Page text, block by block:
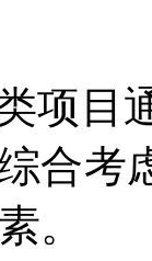
目
合考
。